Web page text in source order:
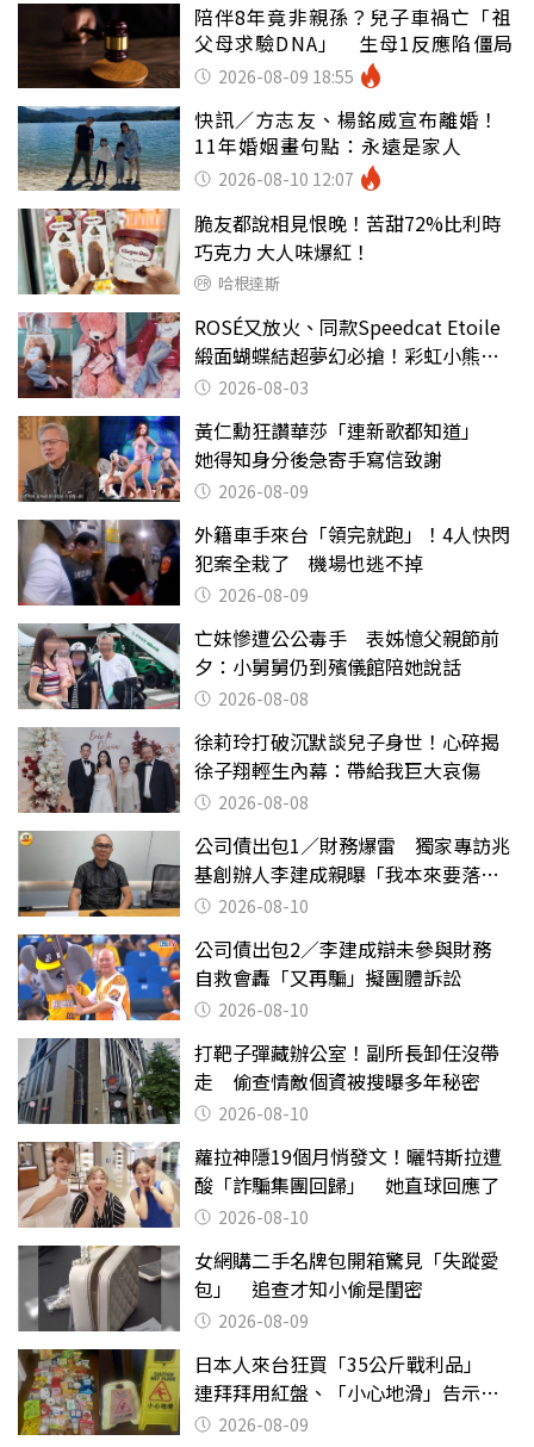
陪伴8年竟非親孫？兒子車禍亡「祖
父母求驗DNA」 生母1反應陷僵局
2026-08-09 18:55
快訊／方志友、楊銘威宣布離婚！
11年婚姻畫句點：永遠是家人
2026-08-10 12:07
脆友都說相見恨晚！苦甜72%比利時
巧克力 大人味爆紅！
哈根達斯
ROSÉ又放火、同款Speedcat Etoile
緞面蝴蝶結超夢幻必搶！彩虹小熊聯
名也萌到想包色
2026-08-03
黃仁勳狂讚華莎「連新歌都知道」
她得知身分後急寄手寫信致謝
2026-08-09
外籍車手來台「領完就跑」！4人快閃
犯案全栽了 機場也逃不掉
2026-08-09
亡妹慘遭公公毒手 表姊憶父親節前
夕：小舅舅仍到殯儀館陪她說話
2026-08-08
徐莉玲打破沉默談兒子身世！心碎揭
徐子翔輕生內幕：帶給我巨大哀傷
2026-08-08
公司債出包1／財務爆雷 獨家專訪兆
基創辦人李建成親曝「我本來要落
跑」2026-08-10
公司債出包2／李建成辯未參與財務
自救會轟「又再騙」擬團體訴訟
2026-08-10
打靶子彈藏辦公室！副所長卸任沒帶
走 偷查情敵個資被搜曝多年秘密
2026-08-10
蘿拉神隱19個月悄發文！曬特斯拉遭
酸「詐騙集團回歸」 她直球回應了
2026-08-10
女網購二手名牌包開箱驚見「失蹤愛
包」 追查才知小偷是閨密
2026-08-09
日本人來台狂買「35公斤戰利品」
連拜拜用紅盤、「小心地滑」告示牌
也帶回家
2026-08-09